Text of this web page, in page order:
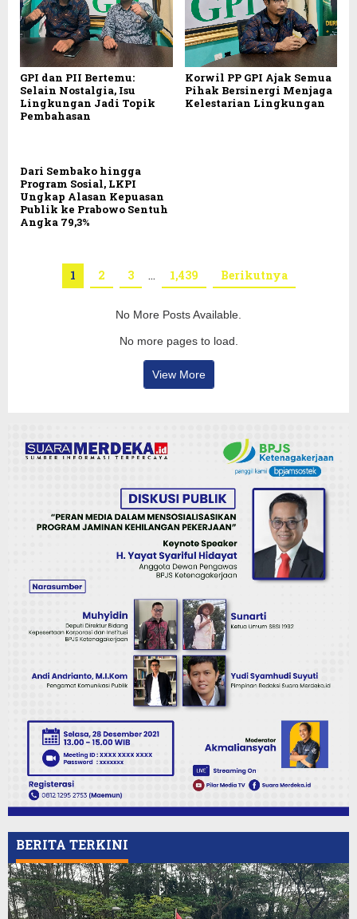
GPI dan PII Bertemu:
Selain Nostalgia, Isu
Lingkungan Jadi Topik
Pembahasan
Korwil PP GPI Ajak Semua
Pihak Bersinergi Menjaga
Kelestarian Lingkungan
Dari Sembako hingga
Program Sosial, LKPI
Ungkap Alasan Kepuasan
Publik ke Prabowo Sentuh
Angka 79,3%
1 2 3 … 1,439 Berikutnya
No More Posts Available.
No more pages to load.
View More
BERITA TERKINI